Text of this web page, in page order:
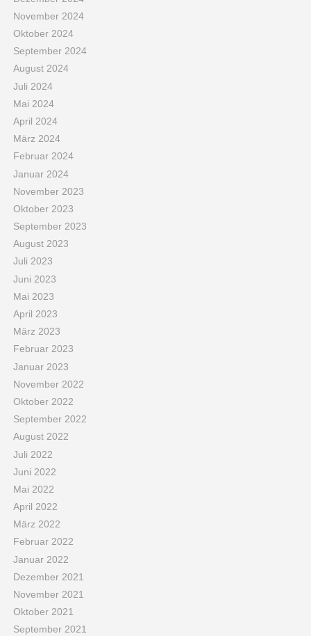
November 2024
Oktober 2024
September 2024
August 2024
Juli 2024
Mai 2024
April 2024
März 2024
Februar 2024
Januar 2024
November 2023
Oktober 2023
September 2023
August 2023
Juli 2023
Juni 2023
Mai 2023
April 2023
März 2023
Februar 2023
Januar 2023
November 2022
Oktober 2022
September 2022
August 2022
Juli 2022
Juni 2022
Mai 2022
April 2022
März 2022
Februar 2022
Januar 2022
Dezember 2021
November 2021
Oktober 2021
September 2021